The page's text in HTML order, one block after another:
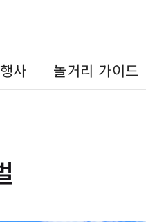
사 놀거리 가이드